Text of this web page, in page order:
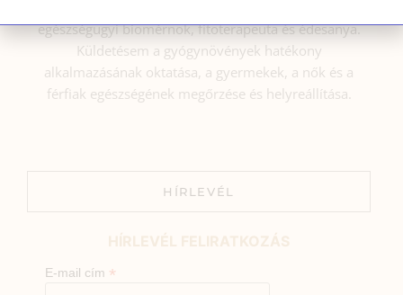
egészségügyi biomérnök, fitoterapeuta és édesanya.
Küldetésem a gyógynövények hatékony
alkalmazásának oktatása, a gyermekek, a nők és a
férfiak egészségének megőrzése és helyreállítása.
HÍRLEVÉL
E-mail cím *